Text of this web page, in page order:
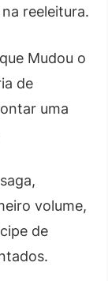
reeleitura.
Mudou o
de
uma
volume,
de